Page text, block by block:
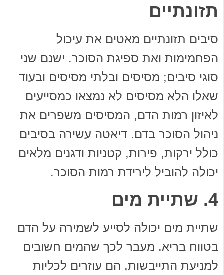
תזונתיים
סיבים תזונתיים מאטים את עיכול
הפחמימות ואת ספיגת הסוכר. ישנם שני
סוגי סיבים; מסיסים ובלתי מסיסים ובעוד
שאלו הלא מסיסים לא נמצאו כמסייעים
לאיזון רמות הדם, המסיסים משפרים את
ניהול הסוכר בדם. דיאטה עשירה בסיבים
כולל ירקות, פירות, קטניות ודגנים מלאים
יכולה להוביל לירידת רמות הסוכר.
4. שתיית מים
שתיית מים יכולה לסייע לשמירה על הדם
בטווח בריא. מעבר לכך שהמים חשובים
למניעת התייבשות, הם עוזרים לכליות